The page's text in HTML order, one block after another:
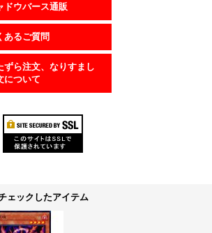
ドウバース通販
あるご質問
ずら注文、なりすまし
について
ェックしたアイテム